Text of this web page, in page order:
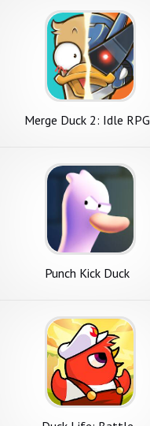
Merge Duck 2: Idle RPG
Punch Kick Duck